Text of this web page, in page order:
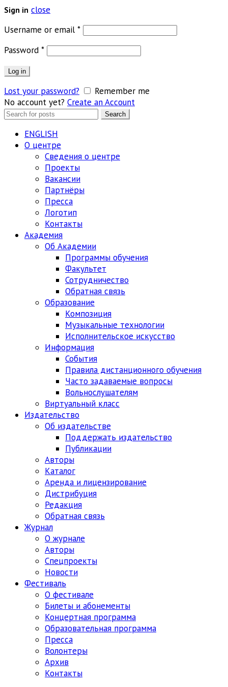
Sign in close
Username or email *Обязательно
Password *Обязательно
Log in
Lost your password?
Remember me
No account yet? Create an Account
Search
Search
ENGLISH
О центре
Сведения о центре
Проекты
Вакансии
Партнёры
Пресса
Логотип
Контакты
Академия
Об Академии
Программы обучения
Факультет
Сотрудничество
Обратная связь
Образование
Композиция
Музыкальные технологии
Исполнительское искусство
Информация
События
Правила дистанционного обучения
Часто задаваемые вопросы
Вольнослушателям
Виртуальный класс
Издательство
Об издательстве
Поддержать издательство
Публикации
Авторы
Каталог
Аренда и лицензирование
Дистрибуция
Редакция
Обратная связь
Журнал
О журнале
Авторы
Спецпроекты
Новости
Фестиваль
О фестивале
Билеты и абонементы
Концертная программа
Образовательная программа
Пресса
Волонтеры
Архив
Контакты